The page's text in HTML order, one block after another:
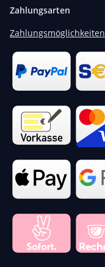
Zahlungsarten
Zahlungsmöglichkeiten